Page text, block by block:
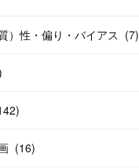
）性・偏り・バイアス (7)
)
(16)